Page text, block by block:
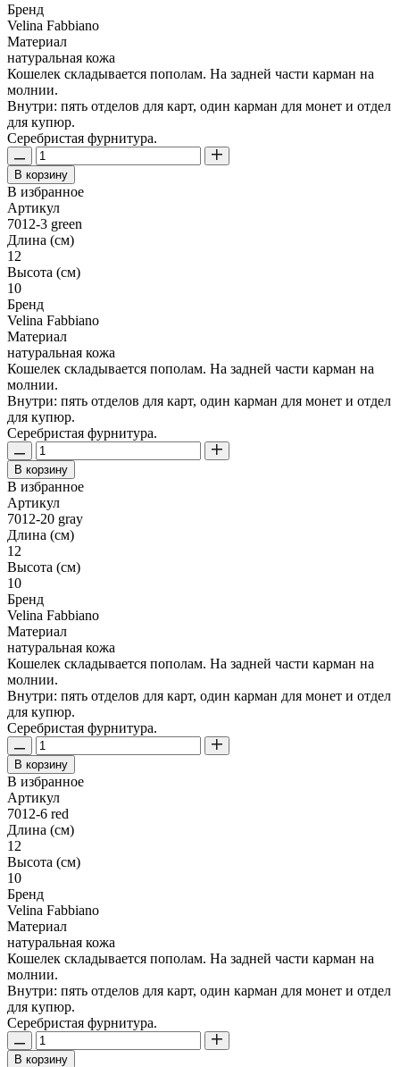
Бренд
Velina Fabbiano
Материал
натуральная кожа
Кошелек складывается пополам. На задней части карман на
молнии.
Внутри: пять отделов для карт, один карман для монет и отдел
для купюр.
Серебристая фурнитура.
В корзину
В избранное
Артикул
7012-3 green
Длина (см)
12
Высота (см)
10
Бренд
Velina Fabbiano
Материал
натуральная кожа
Кошелек складывается пополам. На задней части карман на
молнии.
Внутри: пять отделов для карт, один карман для монет и отдел
для купюр.
Серебристая фурнитура.
В корзину
В избранное
Артикул
7012-20 gray
Длина (см)
12
Высота (см)
10
Бренд
Velina Fabbiano
Материал
натуральная кожа
Кошелек складывается пополам. На задней части карман на
молнии.
Внутри: пять отделов для карт, один карман для монет и отдел
для купюр.
Серебристая фурнитура.
В корзину
В избранное
Артикул
7012-6 red
Длина (см)
12
Высота (см)
10
Бренд
Velina Fabbiano
Материал
натуральная кожа
Кошелек складывается пополам. На задней части карман на
молнии.
Внутри: пять отделов для карт, один карман для монет и отдел
для купюр.
Серебристая фурнитура.
В корзину